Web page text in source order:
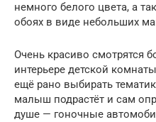
немного белого цвета, а
обоях в виде небольших
Очень красиво смотрятся
интерьере детской
ещё рано выбирать
малыш подрастёт и сам
душе — гоночные